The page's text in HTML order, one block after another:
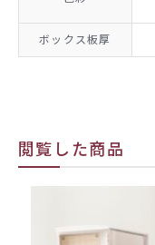
ボックス板厚
閲覧した商品